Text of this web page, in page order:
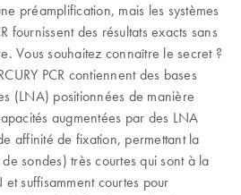
préamplification, mais les systèmes
fournissent des résultats exacts sans
Vous souhaitez connaître le secret ?
PCR contiennent des bases
(LNA) positionnées de manière
augmentées par des LNA
affinité de fixation, permettant la
sondes) très courtes qui sont à la
suffisamment courtes pour